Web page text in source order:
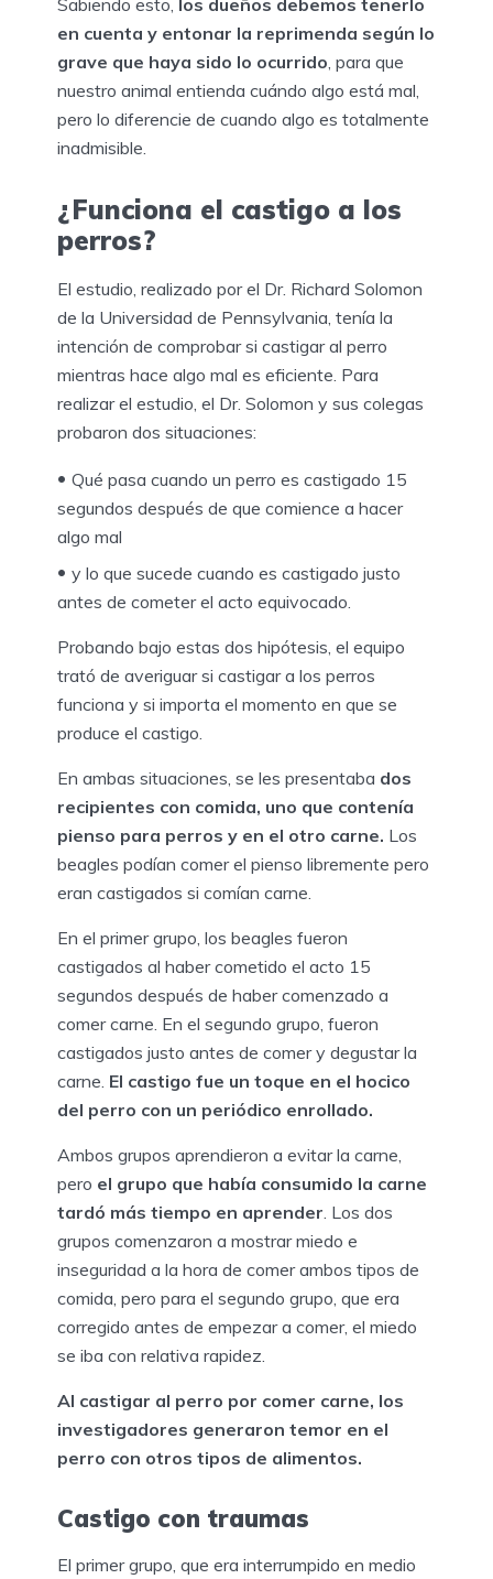
Sabiendo esto, los dueños debemos tenerlo
en cuenta y entonar la reprimenda según lo
grave que haya sido lo ocurrido, para que
nuestro animal entienda cuándo algo está mal,
pero lo diferencie de cuando algo es totalmente
inadmisible.
¿Funciona el castigo a los
perros?
El estudio, realizado por el Dr. Richard Solomon
de la Universidad de Pennsylvania, tenía la
intención de comprobar si castigar al perro
mientras hace algo mal es eficiente. Para
realizar el estudio, el Dr. Solomon y sus colegas
probaron dos situaciones:
Qué pasa cuando un perro es castigado 15
segundos después de que comience a hacer
algo mal
y lo que sucede cuando es castigado justo
antes de cometer el acto equivocado.
Probando bajo estas dos hipótesis, el equipo
trató de averiguar si castigar a los perros
funciona y si importa el momento en que se
produce el castigo.
En ambas situaciones, se les presentaba dos
recipientes con comida, uno que contenía
pienso para perros y en el otro carne. Los
beagles podían comer el pienso libremente pero
eran castigados si comían carne.
En el primer grupo, los beagles fueron
castigados al haber cometido el acto 15
segundos después de haber comenzado a
comer carne. En el segundo grupo, fueron
castigados justo antes de comer y degustar la
carne. El castigo fue un toque en el hocico
del perro con un periódico enrollado.
Ambos grupos aprendieron a evitar la carne,
pero el grupo que había consumido la carne
tardó más tiempo en aprender . Los dos
grupos comenzaron a mostrar miedo e
inseguridad a la hora de comer ambos tipos de
comida, pero para el segundo grupo, que era
corregido antes de empezar a comer, el miedo
se iba con relativa rapidez.
Al castigar al perro por comer carne, los
investigadores generaron temor en el
perro con otros tipos de alimentos.
Castigo con traumas
El primer grupo, que era interrumpido en medio